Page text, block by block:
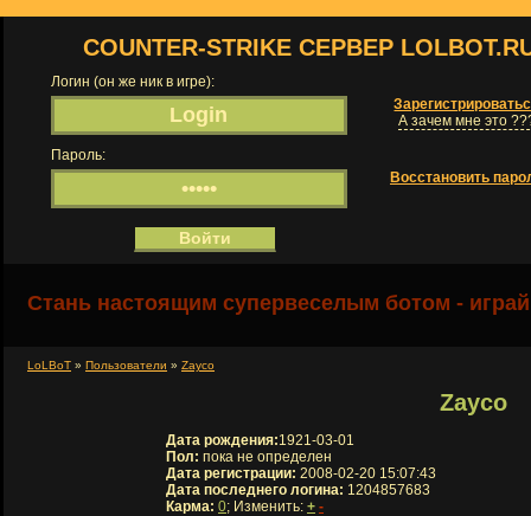
COUNTER-STRIKE СЕРВЕР
Логин (он же ник в игре):
А зачем мне это
Пароль:
Восстановить
Стань настоящим супервеселым ботом -
LoLBoT » Пользователи » Zayco
Zayco
Дата рождения:1921-03-01
Пол: пока не определен
Дата регистрации: 2008-02-20 15:07:43
Дата последнего логина: 1204857683
Карма: 0; Изменить: + -